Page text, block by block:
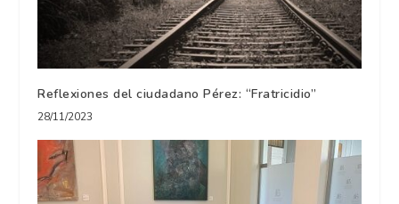
Reflexiones del ciudadano Pérez: “Fratricidio”
28/11/2023